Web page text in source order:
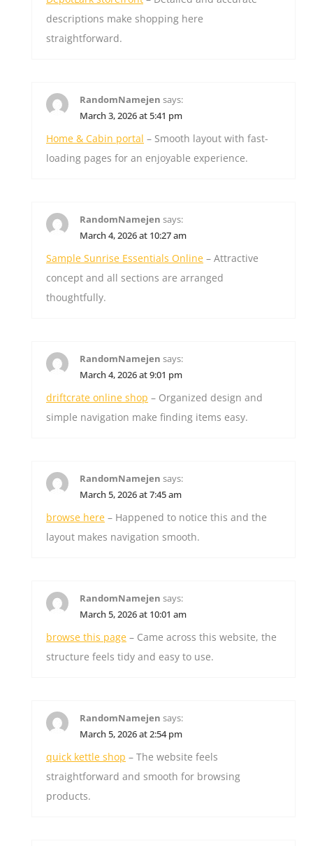
descriptions make shopping here
straightforward.
RandomNamejen says:
March 3, 2026 at 5:41 pm
Home & Cabin portal – Smooth layout with fast-
loading pages for an enjoyable experience.
RandomNamejen says:
March 4, 2026 at 10:27 am
Sample Sunrise Essentials Online – Attractive
concept and all sections are arranged
thoughtfully.
RandomNamejen says:
March 4, 2026 at 9:01 pm
driftcrate online shop – Organized design and
simple navigation make finding items easy.
RandomNamejen says:
March 5, 2026 at 7:45 am
browse here – Happened to notice this and the
layout makes navigation smooth.
RandomNamejen says:
March 5, 2026 at 10:01 am
browse this page – Came across this website, the
structure feels tidy and easy to use.
RandomNamejen says:
March 5, 2026 at 2:54 pm
quick kettle shop – The website feels
straightforward and smooth for browsing
products.